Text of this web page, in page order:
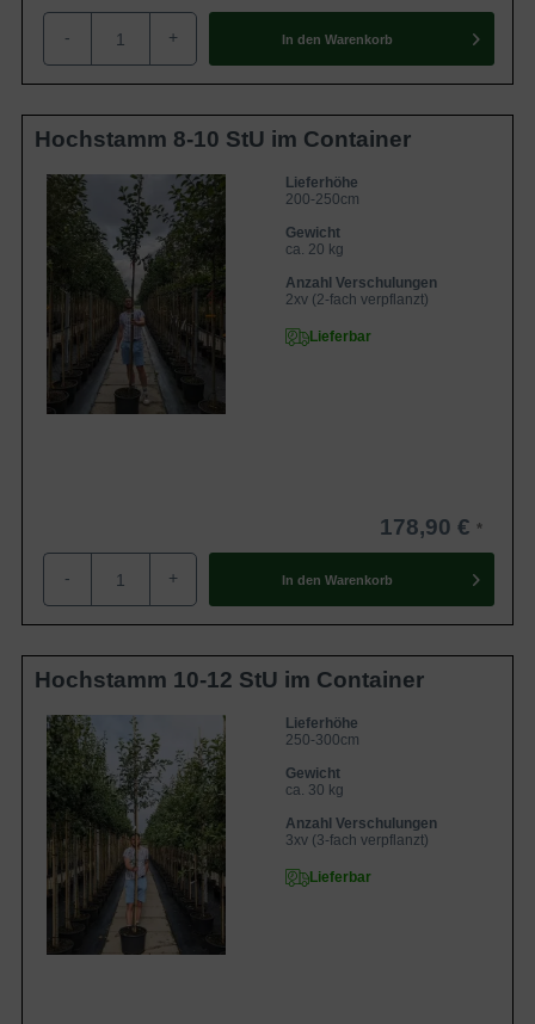
- + In den Warenkorb
Hochstamm 8-10 StU im Container
Lieferhöhe
200-250cm
Gewicht
ca. 20 kg
Anzahl Verschulungen
2xv (2-fach verpflanzt)
Lieferbar
178,90 €
- + In den Warenkorb
Hochstamm 10-12 StU im Container
Lieferhöhe
250-300cm
Gewicht
ca. 30 kg
Anzahl Verschulungen
3xv (3-fach verpflanzt)
Lieferbar